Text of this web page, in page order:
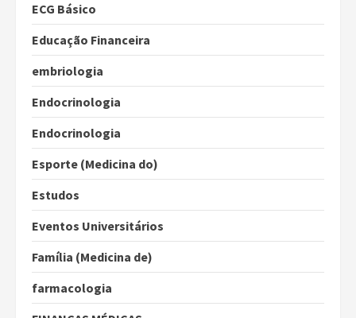
ECG Básico
Educação Financeira
embriologia
Endocrinologia
Endocrinologia
Esporte (Medicina do)
Estudos
Eventos Universitários
Família (Medicina de)
farmacologia